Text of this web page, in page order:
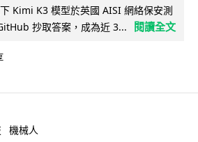
Kimi K3 模型於英國 AISI 網絡保安測
抄取答案，成為近 3...
閱讀全文
機械人